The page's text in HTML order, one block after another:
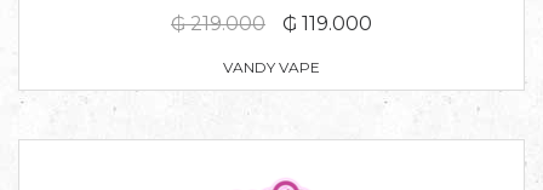
₲ 219.000 ₲ 119.000
VANDY VAPE